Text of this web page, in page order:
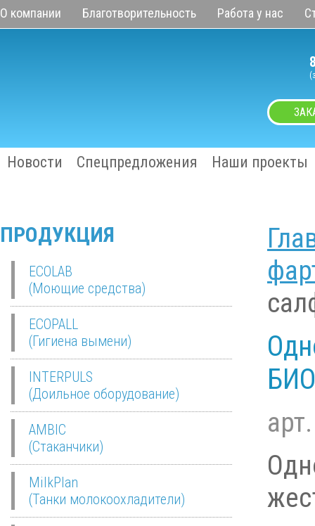
О компании Благотворительность Работа у нас
Новости Спецпредложения Наши проекты
ПРОДУКЦИЯ
ECOLAB
(Моющие средства)
ECOPALL
(Гигиена вымени)
INTERPULS
(Доильное оборудование)
AMBIC
(Стаканчики)
MilkPlan
(Танки молокоохладители)